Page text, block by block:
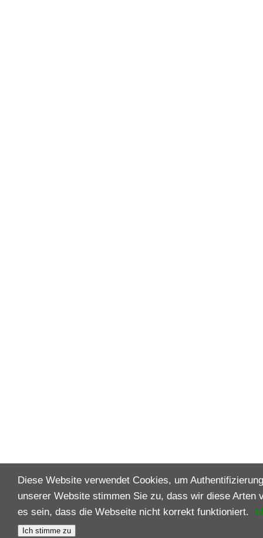
Diese Website verwendet Cookies, um
unserer Website stimmen Sie zu, dass wir diese
es sein, dass die Webseite nicht korrekt funktioniert.
Ich stimme zu